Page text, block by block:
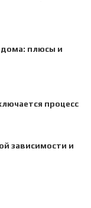
плюсы и
процесс
зависимости и